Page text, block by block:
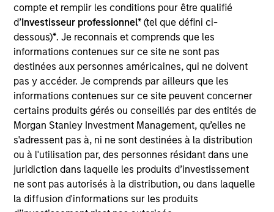
compte et remplir les conditions pour être qualifié
d’Investisseur professionnel*(tel que défini ci-
dessous)*. Je reconnais et comprends que les
informations contenues sur ce site ne sont pas
destinées aux personnes américaines, qui ne doivent
pas y accéder. Je comprends par ailleurs que les
informations contenues sur ce site peuvent concerner
certains produits gérés ou conseillés par des entités de
Morgan Stanley Investment Management, qu’elles ne
s'adressent pas à, ni ne sont destinées à la distribution
ou à l'utilisation par, des personnes résidant dans une
juridiction dans laquelle les produits d’investissement
ne sont pas autorisés à la distribution, ou dans laquelle
la diffusion d'informations sur les produits
The BEAT™ Quarterly Webinar –
July 2026
22 JUIL. 2026
Watch the quarterly webinar to hear our
investment team discuss why higher yields,
market dispersion and active fixed income
selection may create compelling opportunities
for portfolio alpha.